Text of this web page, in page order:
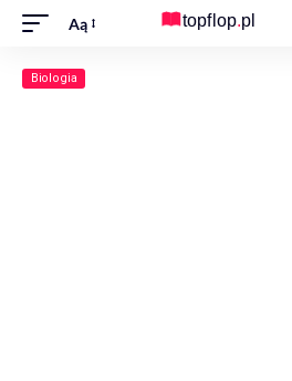
Aą
Biologia